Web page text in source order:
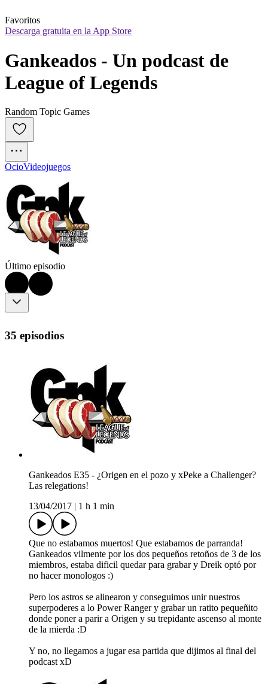
Favoritos
Descarga gratuita en la App Store
Gankeados - Un podcast de
League of Legends
Random Topic Games
OcioVideojuegos
Último episodio
35 episodios
Gankeados E35 - ¿Origen en el pozo y xPeke a Challenger?
Las relegations!
13/04/2017
1 h 1 min
Que no estabamos muertos! Que estabamos de parranda!
Gankeados vilmente por los dos pequeños retoños de 3 de los
miembros, estaba dificil quedar para grabar y Dreik optó por
no hacer monologos :)
Pero los astros se alinearon y conseguimos unir nuestros
superpoderes a lo Power Ranger y grabar un ratito pequeñito
donde poner a parir a Origen y su trepidante ascenso al monte
de la mierda :D
Y no, no llegamos a jugar esa partida que dijimos al final del
podcast xD